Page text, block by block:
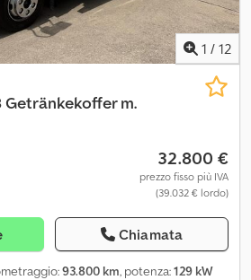
1 / 12
Getränkekoffer m.
32.800 €
prezzo fisso più IVA
(39.032 € lordo)
Chiamata
93.800 km, potenza:129 kW